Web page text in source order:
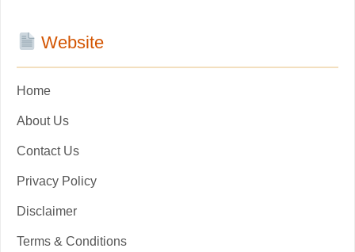
Website
Home
About Us
Contact Us
Privacy Policy
Disclaimer
Terms & Conditions